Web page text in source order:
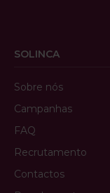
SOLINCA
Sobre nós
Campanhas
FAQ
Recrutamento
Contactos